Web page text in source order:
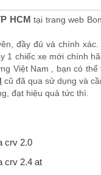
HCM tại trang web
đầy đủ và chính
1 chiếc xe mới chính
Việt Nam , bạn có thể
cũ đã qua sử dụng và
đạt hiệu quả tức thì.
crv 2.0
crv 2.4 at